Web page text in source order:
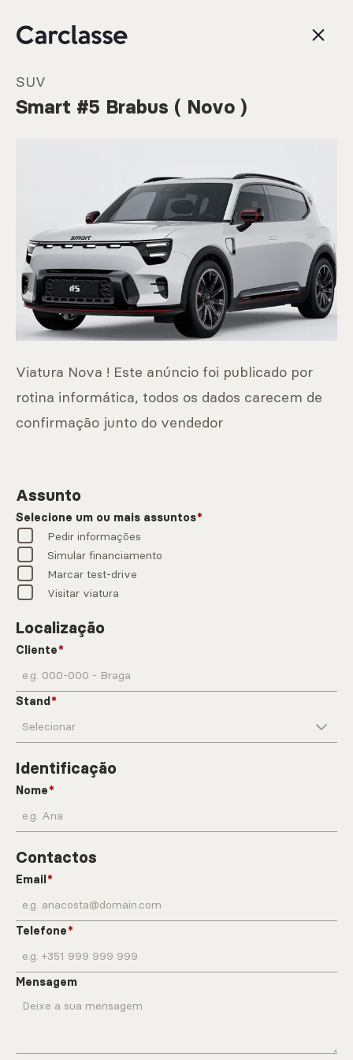
SUV
Smart #5 Brabus ( Novo )
Viatura Nova ! Este anúncio foi publicado por
rotina informática, todos os dados carecem de
confirmação junto do vendedor
Assunto
Selecione um ou mais assuntos
Pedir informações
Simular financiamento
Marcar test-drive
Visitar viatura
Localização
Cliente
Stand
Identificação
Nome
Contactos
Email
Telefone
Mensagem